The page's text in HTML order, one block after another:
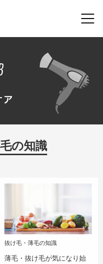
の知識
抜け毛・薄毛の知識
薄毛・抜け毛が気になり始